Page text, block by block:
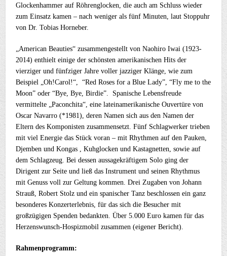
Glockenhammer auf Röhrenglocken, die auch am Schluss wieder
zum Einsatz kamen – nach weniger als fünf Minuten, laut Stoppuhr
von Dr. Tobias Horneber.
„American Beauties“ zusammengestellt von Naohiro Iwai (1923-
2014) enthielt einige der schönsten amerikanischen Hits der
vierziger und fünfziger Jahre voller jazziger Klänge, wie zum
Beispiel „Oh!Carol!“, “Red Roses for a Blue Lady”, “Fly me to the
Moon” oder “Bye, Bye, Birdie”. Spanische Lebensfreude
vermittelte „Paconchita“, eine lateinamerikanische Ouvertüre von
Oscar Navarro (*1981), deren Namen sich aus den Namen der
Eltern des Komponisten zusammensetzt. Fünf Schlagwerker trieben
mit viel Energie das Stück voran – mit Rhythmen auf den Pauken,
Djemben und Kongas , Kuhglocken und Kastagnetten, sowie auf
dem Schlagzeug. Bei dessen aussagekräftigem Solo ging der
Dirigent zur Seite und ließ das Instrument und seinen Rhythmus
mit Genuss voll zur Geltung kommen. Drei Zugaben von Johann
Strauß, Robert Stolz und ein spanischer Tanz beschlossen ein ganz
besonderes Konzerterlebnis, für das sich die Besucher mit
großzügigen Spenden bedankten. Über 5.000 Euro kamen für das
Herzenswunsch-Hospizmobil zusammen (eigener Bericht).
Rahmenprogramm: